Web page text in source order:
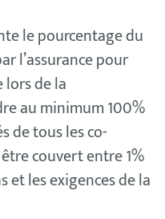
le pourcentage du
l’assurance pour
de la
au minimum 100%
de tous les co-
couvert entre 1%
et les exigences de la